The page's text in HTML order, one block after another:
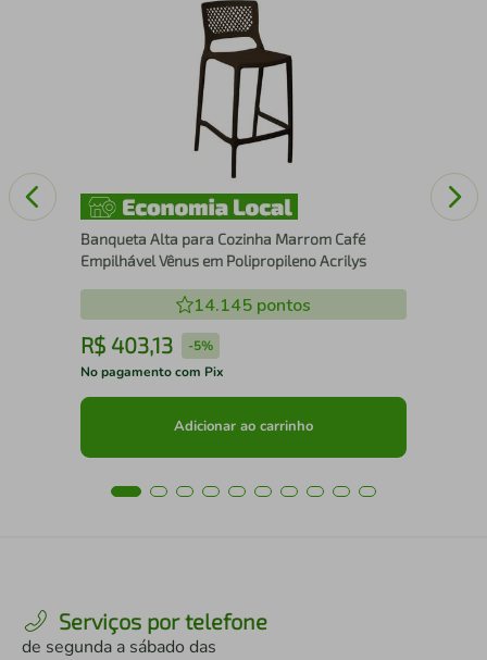
Banqueta Alta para Cozinha Marrom Café
Empilhável Vênus em Polipropileno Acrilys
14.145 pontos
R$ 403,13 -5%
No pagamento com Pix
Adicionar ao carrinho
Serviços por telefone
de segunda a sábado das